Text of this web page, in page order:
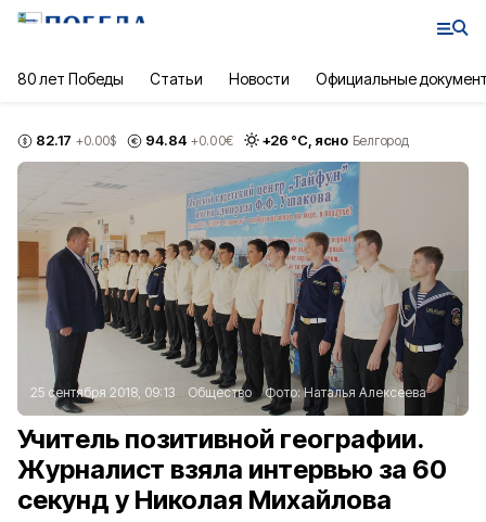
80 лет Победы Статьи Новости Официальные
82.17 +0.00$ 94.84 +0.00€ +26 °С, ясно Белгород
25 сентября 2018, 09:13 Общество Фото:Наталья Алексеева
Учитель позитивной географии.
Журналист взяла интервью за 60
секунд у Николая Михайлова